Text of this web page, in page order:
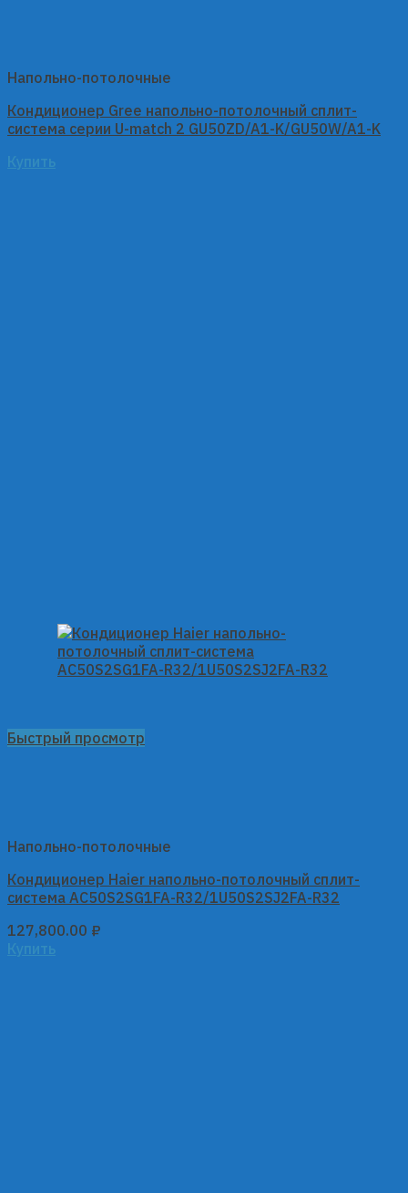
Напольно-потолочные
Кондиционер Gree напольно-потолочный сплит-
система серии U-match 2 GU50ZD/A1-K/GU50W/A1-K
Купить
Быстрый просмотр
Напольно-потолочные
Кондиционер Haier напольно-потолочный сплит-
система AC50S2SG1FA-R32/1U50S2SJ2FA-R32
127,800.00 ₽
Купить